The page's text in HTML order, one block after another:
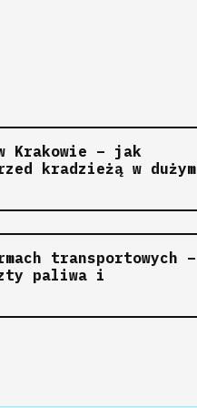
Krakowie – jak
kradzieżą w dużym
transportowych –
paliwa i